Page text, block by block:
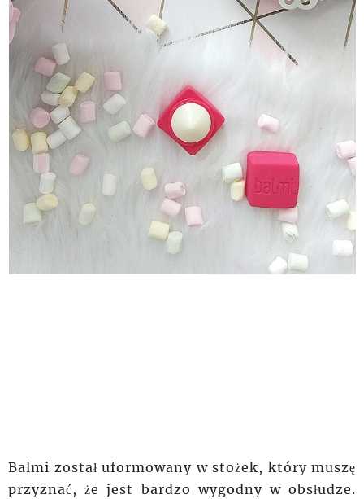
Balmi został uformowany w stożek, który muszę
przyznać, że jest bardzo wygodny w obsłudze.